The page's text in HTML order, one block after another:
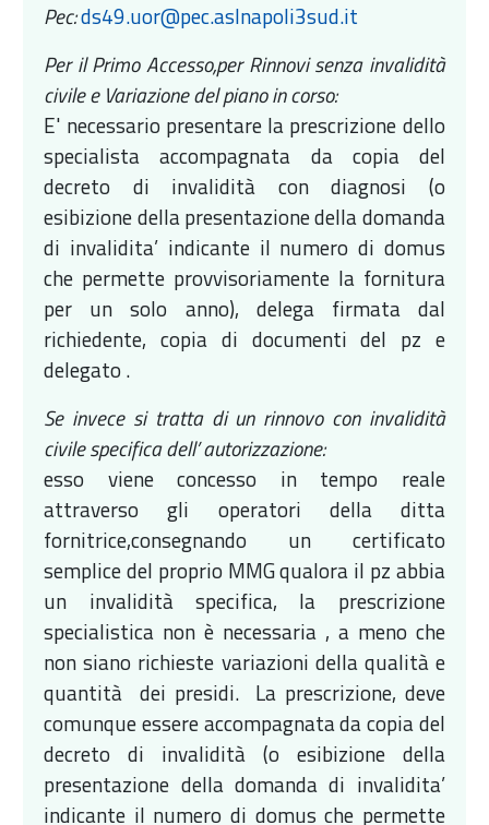
Pec:ds49.uor@pec.aslnapoli3sud.it
Per il Primo Accesso,per Rinnovi senza invalidità
civile e Variazione del piano in corso:
E' necessario presentare la prescrizione dello
specialista accompagnata da copia del
decreto di invalidità con diagnosi (o
esibizione della presentazione della domanda
di invalidita’ indicante il numero di domus
che permette provvisoriamente la fornitura
per un solo anno), delega firmata dal
richiedente, copia di documenti del pz e
delegato .
Se invece si tratta di un rinnovo con invalidità
civile specifica dell’ autorizzazione:
esso viene concesso in tempo reale
attraverso gli operatori della ditta
fornitrice,consegnando un certificato
semplice del proprio MMG qualora il pz abbia
un invalidità specifica, la prescrizione
specialistica non è necessaria , a meno che
non siano richieste variazioni della qualità e
quantità dei presidi. La prescrizione, deve
comunque essere accompagnata da copia del
decreto di invalidità (o esibizione della
presentazione della domanda di invalidita’
indicante il numero di domus che permette